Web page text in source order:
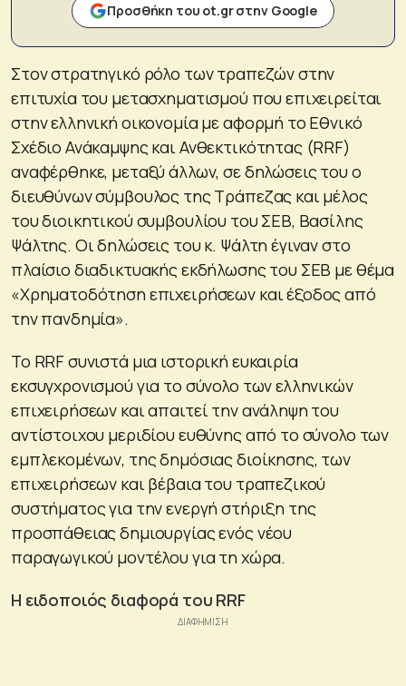
Προσθήκη του ot.gr στην Google
Στον στρατηγικό ρόλο των τραπεζών στην
επιτυχία του μετασχηματισμού που επιχειρείται
στην ελληνική οικονομία με αφορμή το Εθνικό
Σχέδιο Ανάκαμψης και Ανθεκτικότητας (RRF)
αναφέρθηκε, μεταξύ άλλων, σε δηλώσεις του ο
διευθύνων σύμβουλος της Τράπεζας και μέλος
του διοικητικού συμβουλίου του ΣΕΒ, Βασίλης
Ψάλτης. Οι δηλώσεις του κ. Ψάλτη έγιναν στο
πλαίσιο διαδικτυακής εκδήλωσης του ΣΕΒ με θέμα
«Χρηματοδότηση επιχειρήσεων και έξοδος από
την πανδημία».
Το RRF συνιστά μια ιστορική ευκαιρία
εκσυγχρονισμού για το σύνολο των ελληνικών
επιχειρήσεων και απαιτεί την ανάληψη του
αντίστοιχου μεριδίου ευθύνης από το σύνολο των
εμπλεκομένων, της δημόσιας διοίκησης, των
επιχειρήσεων και βέβαια του τραπεζικού
συστήματος για την ενεργή στήριξη της
προσπάθειας δημιουργίας ενός νέου
παραγωγικού μοντέλου για τη χώρα.
Η ειδοποιός διαφορά του RRF